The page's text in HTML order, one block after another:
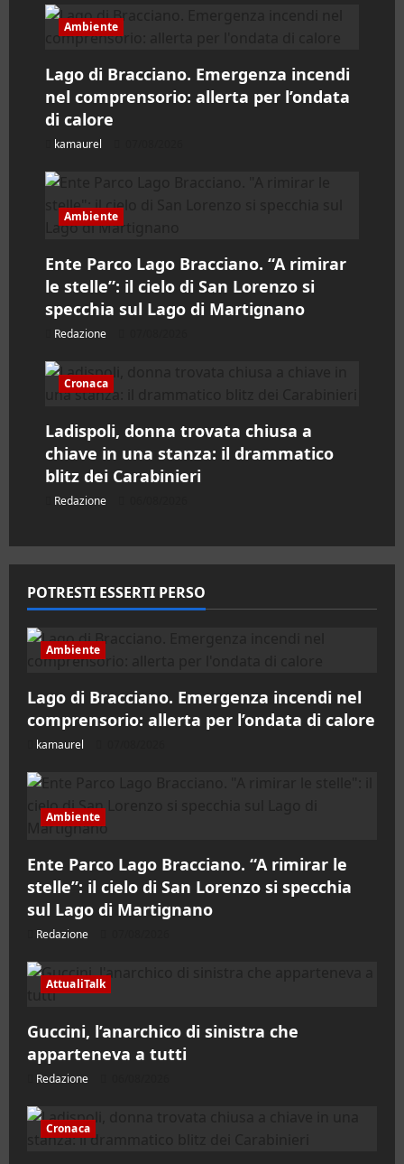
a
r
t
c
o
l
o
Ambiente
Lago di Bracciano. Emergenza incendi
nel comprensorio: allerta per l’ondata
di calore
kamaurel
Ambiente
Ente Parco Lago Bracciano. “A rimirar
le stelle”: il cielo di San Lorenzo si
specchia sul Lago di Martignano
Redazione
Cronaca
Ladispoli, donna trovata chiusa a
chiave in una stanza: il drammatico
blitz dei Carabinieri
Redazione
POTRESTI ESSERTI PERSO
Ambiente
Lago di Bracciano. Emergenza incendi nel
comprensorio: allerta per l’ondata di calore
kamaurel
Ambiente
Ente Parco Lago Bracciano. “A rimirar le
stelle”: il cielo di San Lorenzo si specchia
sul Lago di Martignano
Redazione
AttualiTalk
Guccini, l’anarchico di sinistra che
apparteneva a tutti
Redazione
Cronaca